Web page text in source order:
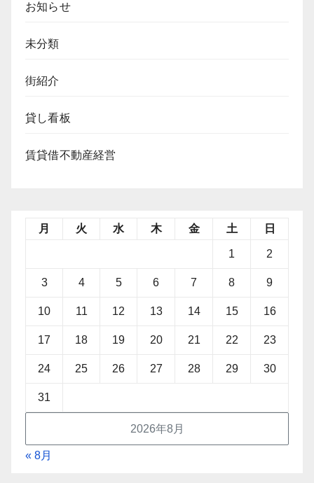
お知らせ
未分類
街紹介
貸し看板
賃貸借不動産経営
2026年8月
月 火 水 木 金 土 日
1 2
3 4 5 6 7 8 9
10 11 12 13 14 15 16
17 18 19 20 21 22 23
24 25 26 27 28 29 30
31
« 8月